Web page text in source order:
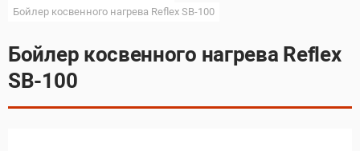
Бойлер косвенного нагрева Reflex SB-100
Бойлер косвенного нагрева Reflex
SB-100